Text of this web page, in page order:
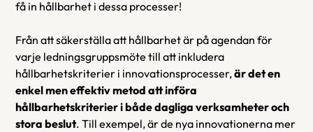
få in hållbarhet i dessa processer!
Från att säkerställa att hållbarhet är på agendan för
varje ledningsgruppsmöte till att inkludera
hållbarhetskriterier i innovationsprocesser, är det en
enkel men effektiv metod att införa
hållbarhetskriterier i både dagliga verksamheter och
stora beslut. Till exempel, är de nya innovationerna mer